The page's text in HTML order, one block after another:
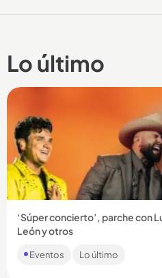
Lo último
‘Súper concierto’, parche con
León y otros
Si usted es de los que le
de todo, el ‘Súper concierto’
Eventos Lo último